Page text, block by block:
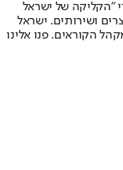
"הקליקה של ישראל
ושירותים. ישראל
הקוראים. פנו אלינו